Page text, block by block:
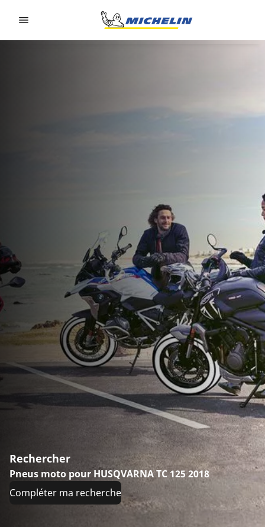
Rechercher
Pneus moto pour HUSQVARNA TC 125 2018
Compléter ma recherche